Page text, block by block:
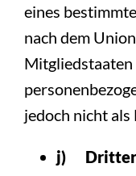
eines
nach dem
jedoch nicht als
j) Dritter